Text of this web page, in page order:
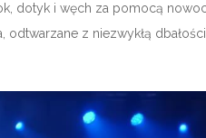
dotyk i węch za pomocą
z niezwykłą